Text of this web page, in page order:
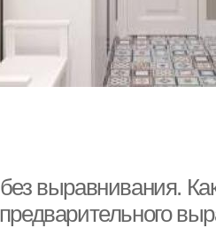
выравнивания.